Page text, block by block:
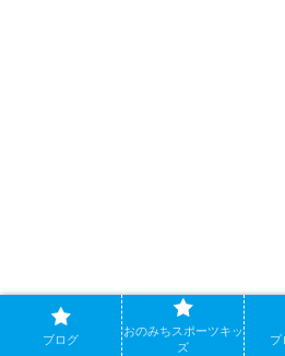
ブログ
おのみちスポーツキッ
ズ
プ